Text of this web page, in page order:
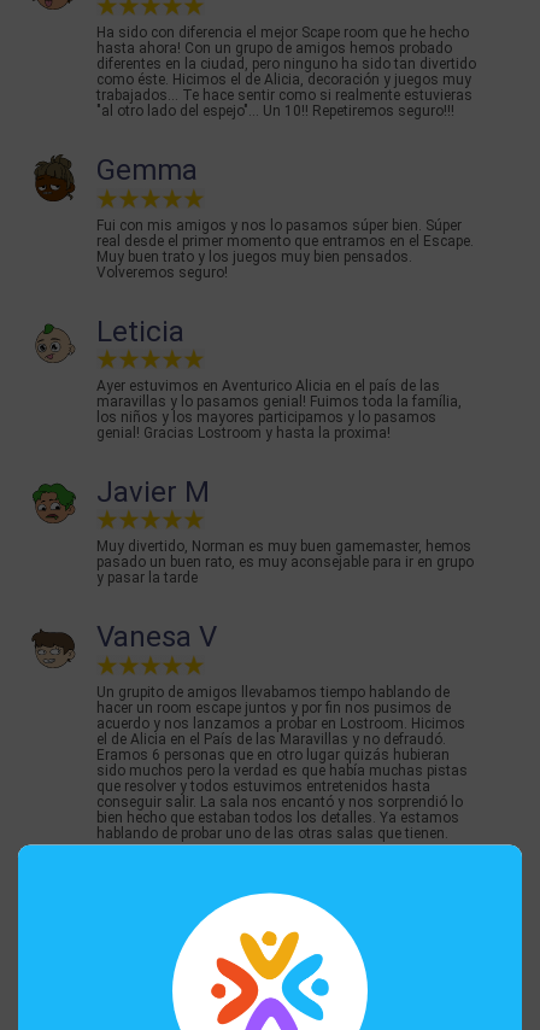
Ha sido con diferencia el mejor Scape room que he hecho
hasta ahora! Con un grupo de amigos hemos probado
diferentes en la ciudad, pero ninguno ha sido tan divertido
como éste. Hicimos el de Alicia, decoración y juegos muy
trabajados... Te hace sentir como si realmente estuvieras
"al otro lado del espejo"... Un 10!! Repetiremos seguro!!!
Gemma
Fui con mis amigos y nos lo pasamos súper bien. Súper
real desde el primer momento que entramos en el Escape.
Muy buen trato y los juegos muy bien pensados.
Volveremos seguro!
Leticia
Ayer estuvimos en Aventurico Alicia en el país de las
maravillas y lo pasamos genial! Fuimos toda la família,
los niños y los mayores participamos y lo pasamos
genial! Gracias Lostroom y hasta la proxima!
Javier M
Muy divertido, Norman es muy buen gamemaster, hemos
pasado un buen rato, es muy aconsejable para ir en grupo
y pasar la tarde
Vanesa V
Un grupito de amigos llevabamos tiempo hablando de
hacer un room escape juntos y por fin nos pusimos de
acuerdo y nos lanzamos a probar en Lostroom. Hicimos
el de Alicia en el País de las Maravillas y no defraudó.
Eramos 6 personas que en otro lugar quizás hubieran
sido muchos pero la verdad es que había muchas pistas
que resolver y todos estuvimos entretenidos hasta
conseguir salir. La sala nos encantó y nos sorprendió lo
bien hecho que estaban todos los detalles. Ya estamos
hablando de probar uno de las otras salas que tienen.
Silvia García Y
Hoy hemos ido con la familia, para jugar a Alícia en el
País de las maravillas! Para casi todos el primer escape
room, y la verdad es que todos hemos salido muy
contentos! La decoración esta muy lograda y los acertijos
muy bien pensados, con lógica y hilo conductor.
Recomendado para hacer con pequeños, y que flipen!